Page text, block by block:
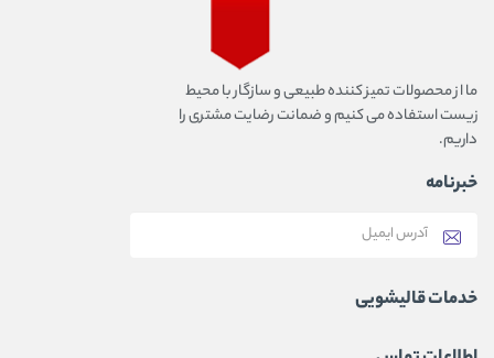
ما از محصولات تمیز کننده طبیعی و سازگار با محیط
زیست استفاده می کنیم و ضمانت رضایت مشتری را
داریم.
خبرنامه
خدمات قالیشویی